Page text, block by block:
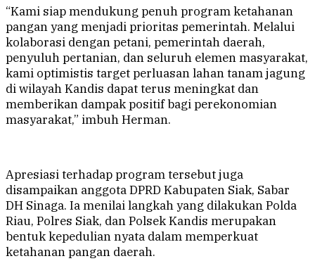
“Kami siap mendukung penuh program ketahanan
pangan yang menjadi prioritas pemerintah. Melalui
kolaborasi dengan petani, pemerintah daerah,
penyuluh pertanian, dan seluruh elemen masyarakat,
kami optimistis target perluasan lahan tanam jagung
di wilayah Kandis dapat terus meningkat dan
memberikan dampak positif bagi perekonomian
masyarakat,” imbuh Herman.
Apresiasi terhadap program tersebut juga
disampaikan anggota DPRD Kabupaten Siak, Sabar
DH Sinaga. Ia menilai langkah yang dilakukan Polda
Riau, Polres Siak, dan Polsek Kandis merupakan
bentuk kepedulian nyata dalam memperkuat
ketahanan pangan daerah.